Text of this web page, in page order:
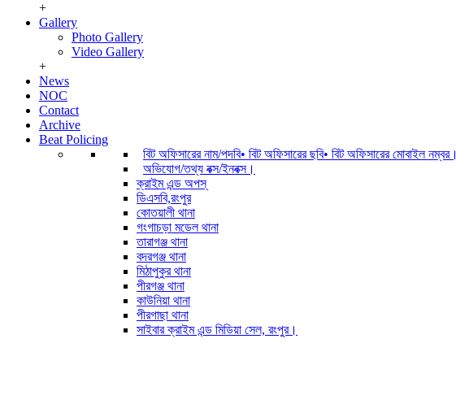
+
Gallery
Photo Gallery
Video Gallery
+
News
NOC
Contact
Archive
Beat Policing
বিট অফিসারের নাম/পদবি• বিট অফিসারের ছবি• বিট অফিসারের মোবাইল নম্বর।
অভিযোগ/তথ্য বক্স/ইনবক্স।
ক্রাইম এন্ড অপস্
ডিএসবি,রংপুর
কোতয়ালী থানা
গংগাচড়া মডেল থানা
তারাগঞ্জ থানা
বদরগঞ্জ থানা
মিঠাপুকুর থানা
পীরগঞ্জ থানা
কাউনিয়া থানা
পীরগাছা থানা
সাইবার ক্রাইম এন্ড মিডিয়া সেল, রংপুর।